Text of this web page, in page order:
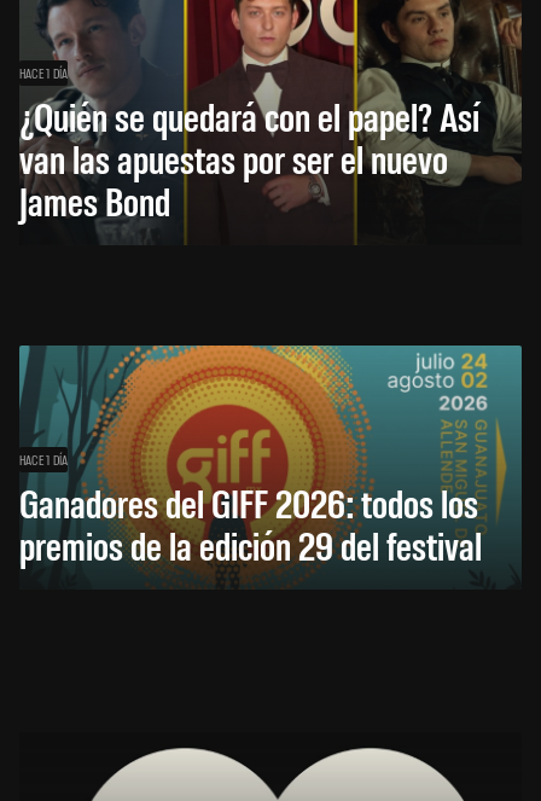
HACE 1 DÍA
¿Quién se quedará con el papel? Así
van las apuestas por ser el nuevo
James Bond
HACE 1 DÍA
Ganadores del GIFF 2026: todos los
premios de la edición 29 del festival